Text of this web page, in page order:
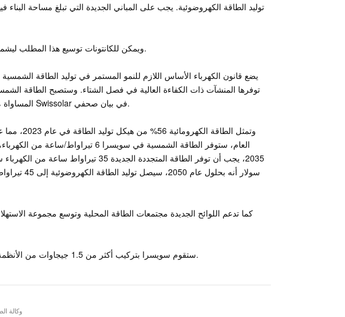
ويمكن للكانتونات توسيع هذا المطلب ليشمل المباني التي لا تزيد مساحة البناء فيها عن 300 متر مربع.
توفرها المنشآت ذات الكفاءة العالية في فصل الشتاء. وستصبح الطاقة
المساواة مع الطاقة الكهرومائية، "وقالت جمعية الصناعة السويسرية Swissolar في بيان صحفي.
وتمثل
2035، يجب أن توفر الطاقة المتجددة
سولار أنه
كما تدعم اللوائح الجديدة مجتمعات الطاقة المحلية وتوسع مجموعة
وفقًا لشركة Swisssolar، ستقوم سويسرا بتركيب أكثر من 1.5 جيجاوات من الأنظمة الكهروضوئية بحلول عام 2023.
وكالة